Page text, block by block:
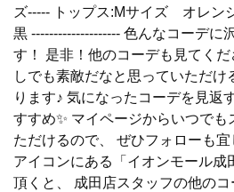
ズ----- トップス:Mサイズ オレン
黒 -------------------- 色んなコーデに
す！ 是非！他のコーデも見てく
しでも素敵だなと思っていただけ
ります♪ 気になったコーデを見返
すすめ✨ マイページからいつでも
ただけるので、 ぜひフォローも
アイコンにある「イオンモール成
頂くと、 成田店スタッフの他の